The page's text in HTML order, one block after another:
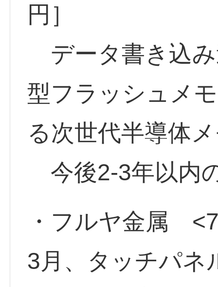
円］
データ書き込
型フラッシュメ
る次世代半導体
今後2-3年以内
・フルヤ金属
3月、タッチパネ